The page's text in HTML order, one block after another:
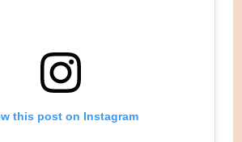
this post on Instagram